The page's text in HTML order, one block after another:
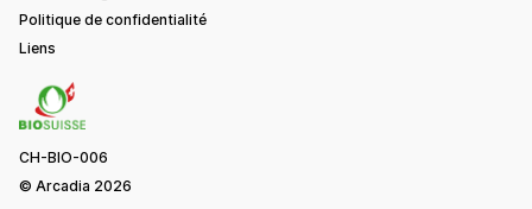
Politique de confidentialité
Liens
CH-BIO-006
© Arcadia 2026